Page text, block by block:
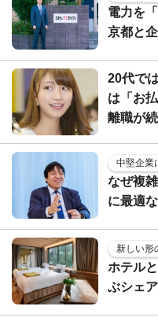
電力を
京都と
20代で
は「お
離職が
中堅企業
なぜ複
に最適
新しい形
ホテル
ぶシェ